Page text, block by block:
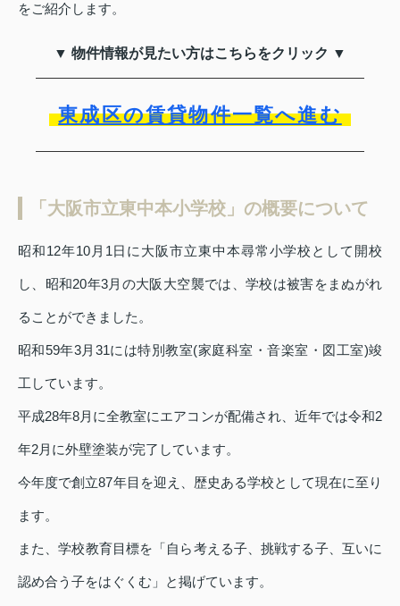
をご紹介します。
▼ 物件情報が見たい方はこちらをクリック ▼
東成区の賃貸物件一覧へ進む
「大阪市立東中本小学校」の概要について
昭和12年10月1日に大阪市立東中本尋常小学校として開校
し、昭和20年3月の大阪大空襲では、学校は被害をまぬがれ
ることができました。
昭和59年3月31には特別教室(家庭科室・音楽室・図工室)竣
工しています。
平成28年8月に全教室にエアコンが配備され、近年では令和2
年2月に外壁塗装が完了しています。
今年度で創立87年目を迎え、歴史ある学校として現在に至り
ます。
また、学校教育目標を「自ら考える子、挑戦する子、互いに
認め合う子をはぐくむ」と掲げています。